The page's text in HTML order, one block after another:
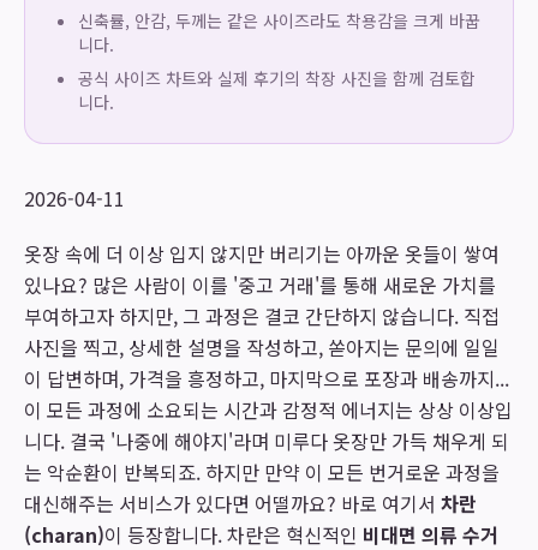
신축률, 안감, 두께는 같은 사이즈라도 착용감을 크게 바꿉
니다.
공식 사이즈 차트와 실제 후기의 착장 사진을 함께 검토합
니다.
2026-04-11
옷장 속에 더 이상 입지 않지만 버리기는 아까운 옷들이 쌓여
있나요? 많은 사람이 이를 '중고 거래'를 통해 새로운 가치를
부여하고자 하지만, 그 과정은 결코 간단하지 않습니다. 직접
사진을 찍고, 상세한 설명을 작성하고, 쏟아지는 문의에 일일
이 답변하며, 가격을 흥정하고, 마지막으로 포장과 배송까지...
이 모든 과정에 소요되는 시간과 감정적 에너지는 상상 이상입
니다. 결국 '나중에 해야지'라며 미루다 옷장만 가득 채우게 되
는 악순환이 반복되죠. 하지만 만약 이 모든 번거로운 과정을
대신해주는 서비스가 있다면 어떨까요? 바로 여기서 차란
(charan)이 등장합니다. 차란은 혁신적인 비대면 의류 수거